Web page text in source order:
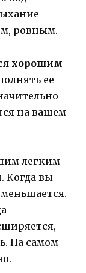
ровным.
хорошим
ее
на вашем
легким
Когда вы
На самом